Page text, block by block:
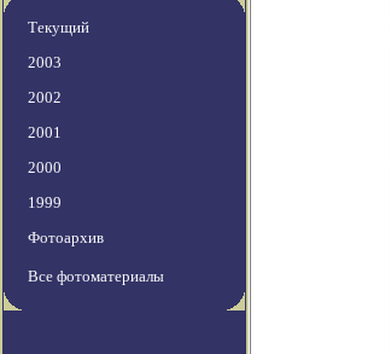
Текущий
2003
2002
2001
2000
1999
Фотоархив
Все фотоматериалы